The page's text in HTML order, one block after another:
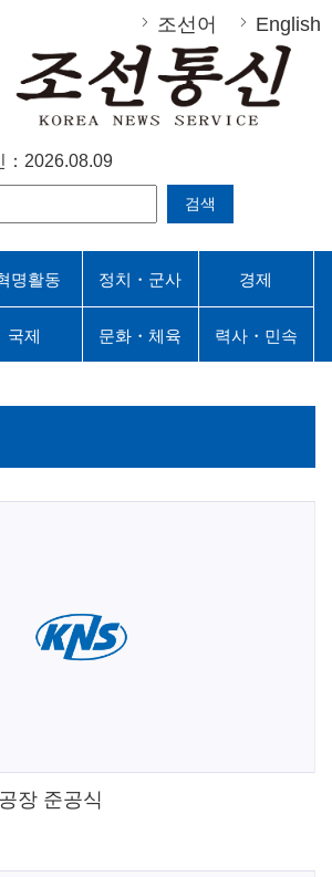
조선어 English
：2026.08.09
검색
명활동 정치・군사 경제
국제 문화・체육 력사・민속
장 준공식